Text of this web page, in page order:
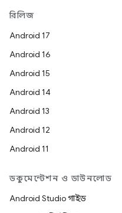
রিলিজ
Android 17
Android 16
Android 15
Android 14
Android 13
Android 12
Android 11
ডকুমেন্টেশন ও ডাউনলোড
Android Studio গাইড